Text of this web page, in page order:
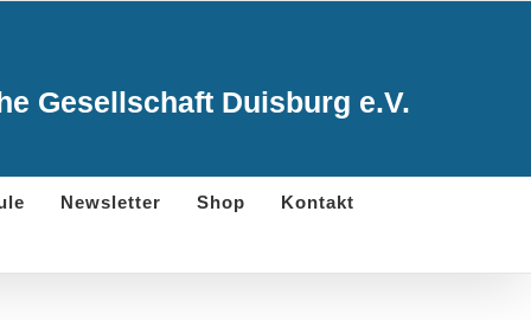
Gesellschaft Duisburg e.V.
Newsletter Shop Kontakt